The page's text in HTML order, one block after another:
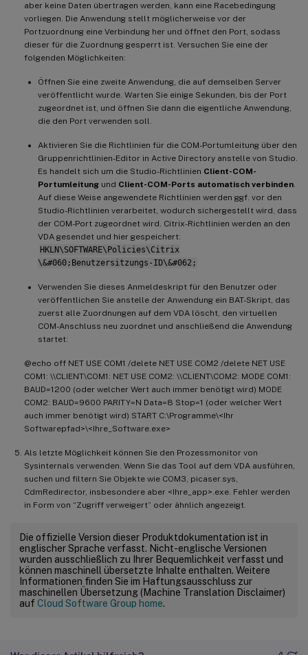
aber keine Daten übertragen werden, kann eine Racebedingung
vorliegen. Die Anwendung stellt möglicherweise vor der
Portzuordnung eine Verbindung her und öffnet den Port, sodass
dieser für die Zuordnung gesperrt ist. Versuchen Sie eine der
folgenden Möglichkeiten:
Öffnen Sie eine zweite Anwendung, die auf demselben Server
veröffentlicht wurde. Warten Sie einige Sekunden, bis der Port
zugeordnet ist, und öffnen Sie dann die eigentliche Anwendung,
die den Port verwenden soll.
Aktivieren Sie die Richtlinien für die COM-Portumleitung über den
Gruppenrichtlinien-Editor in Active Directory anstelle von Studio.
Es handelt sich um die Studio-Richtlinien Client-COM-
Portumleitung und Client-COM-Ports automatisch verbinden.
Auf diese Weise angewendete Richtlinien werden ggf. vor den
Studio-Richtlinien verarbeitet, wodurch sichergestellt wird, dass
der COM-Port zugeordnet wird. Citrix-Richtlinien werden an den
VDA gesendet und hier gespeichert:
HKLN\SOFTWARE\Policies\Citrix
\&#060;Benutzersitzungs-ID\&#062;
Verwenden Sie dieses Anmeldeskript für den Benutzer oder
veröffentlichen Sie anstelle der Anwendung ein BAT-Skript, das
zuerst alle Zuordnungen auf dem VDA löscht, den virtuellen
COM-Anschluss neu zuordnet und anschließend die Anwendung
startet:
@echo off NET USE COM1 /delete NET USE COM2 /delete NET USE
COM1: \\CLIENT\COM1: NET USE COM2: \\CLIENT\COM2: MODE COM1:
BAUD=1200 (oder welcher Wert auch immer benötigt wird) MODE
COM2: BAUD=9600 PARITY=N Data=8 Stop=1 (oder welcher Wert
auch immer benötigt wird) START C:\Programme\<Ihr
Softwarepfad>\<Ihre_Software.exe>
Als letzte Möglichkeit können Sie den Prozessmonitor von
Sysinternals verwenden. Wenn Sie das Tool auf dem VDA ausführen,
suchen und filtern Sie Objekte wie COM3, picaser.sys,
CdmRedirector, insbesondere aber <Ihre_app>.exe. Fehler werden
in Form von “Zugriff verweigert” oder ähnlich angezeigt.
Die offizielle Version dieser Produktdokumentation ist in
englischer Sprache verfasst. Nicht-englische Versionen
wurden ausschließlich zu Ihrer Bequemlichkeit verfasst und
können maschinell übersetzte Inhalte enthalten. Weitere
Informationen finden Sie im Haftungsausschluss zur
maschinellen Übersetzung (Machine Translation Disclaimer)
auf Cloud Software Group home.